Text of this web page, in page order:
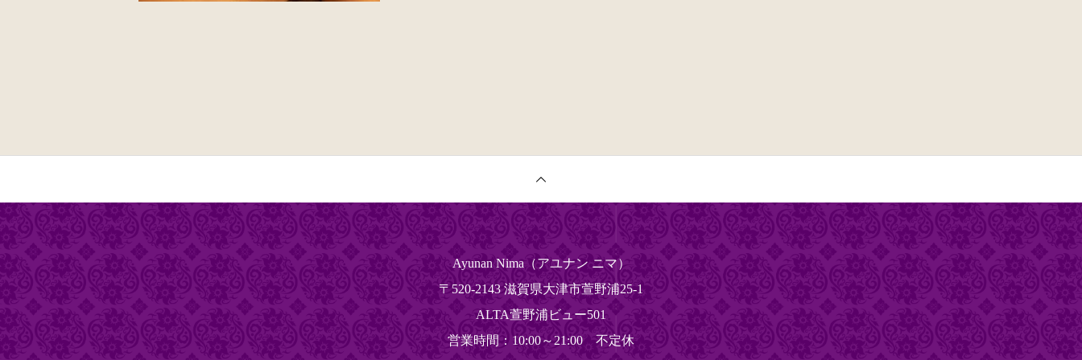
Ayunan Nima（アユナン ニマ）
〒520-2143 滋賀県大津市萱野浦25‐1
ALTA萱野浦ビュー501
営業時間：10:00～21:00 不定休